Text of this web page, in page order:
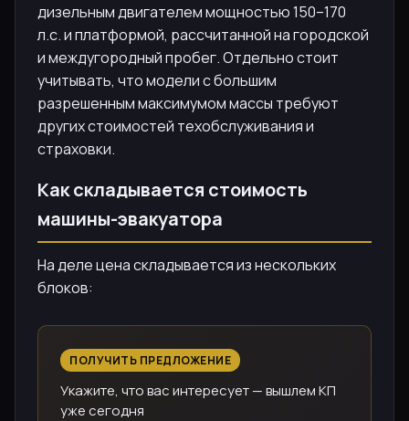
дизельным двигателем мощностью 150–170
л.с. и платформой, рассчитанной на городской
и междугородный пробег. Отдельно стоит
учитывать, что модели с большим
разрешенным максимумом массы требуют
других стоимостей техобслуживания и
страховки.
Как складывается стоимость
машины-эвакуатора
На деле цена складывается из нескольких
блоков:
ПОЛУЧИТЬ ПРЕДЛОЖЕНИЕ
Укажите, что вас интересует — вышлем КП
уже сегодня